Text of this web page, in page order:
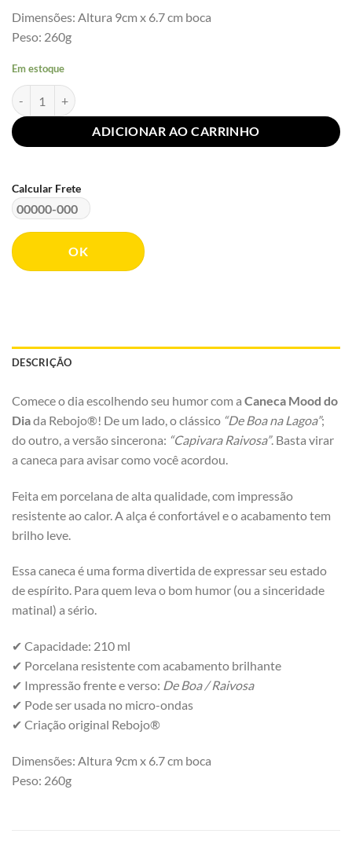
Dimensões: Altura 9cm x 6.7 cm boca
Peso: 260g
Em estoque
Caneca Mood do Dia – De Boa ou Capivara Raivosa? | Rebojo®
ADICIONAR AO CARRINHO
Calcular Frete
OK
DESCRIÇÃO
Comece o dia escolhendo seu humor com a Caneca Mood do
Diada Rebojo®! De um lado, o clássico “De Boa na Lagoa”;
do outro, a versão sincerona: “Capivara Raivosa”. Basta virar
a caneca para avisar como você acordou.
Feita em porcelana de alta qualidade, com impressão
resistente ao calor. A alça é confortável e o acabamento tem
brilho leve.
Essa caneca é uma forma divertida de expressar seu estado
de espírito. Para quem leva o bom humor (ou a sinceridade
matinal) a sério.
✔ Capacidade: 210 ml
✔ Porcelana resistente com acabamento brilhante
✔ Impressão frente e verso: De Boa / Raivosa
✔ Pode ser usada no micro-ondas
✔ Criação original Rebojo®
Dimensões: Altura 9cm x 6.7 cm boca
Peso: 260g